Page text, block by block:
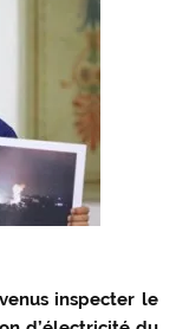
inspecter le